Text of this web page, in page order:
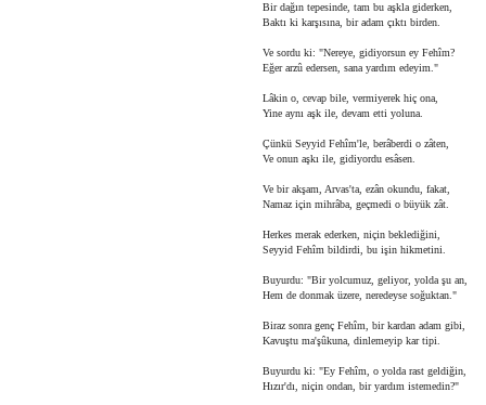
Bir dağın tepesinde, tam bu aşkla giderken,
Baktı ki karşısına, bir adam çıktı birden.
Ve sordu ki: "Nereye, gidiyorsun ey Fehîm?
Eğer arzû edersen, sana yardım edeyim."
Lâkin o, cevap bile, vermiyerek hiç ona,
Yine aynı aşk ile, devam etti yoluna.
Çünkü Seyyid Fehîm'le, berâberdi o zâten,
Ve onun aşkı ile, gidiyordu esâsen.
Ve bir akşam, Arvas'ta, ezân okundu, fakat,
Namaz için mihrâba, geçmedi o büyük zât.
Herkes merak ederken, niçin beklediğini,
Seyyid Fehîm bildirdi, bu işin hikmetini.
Buyurdu: "Bir yolcumuz, geliyor, yolda şu an,
Hem de donmak üzere, neredeyse soğuktan."
Biraz sonra genç Fehîm, bir kardan adam gibi,
Kavuştu ma'şûkuna, dinlemeyip kar tipi.
Buyurdu ki: "Ey Fehîm, o yolda rast geldiğin,
Hızır'dı, niçin ondan, bir yardım istemedin?"